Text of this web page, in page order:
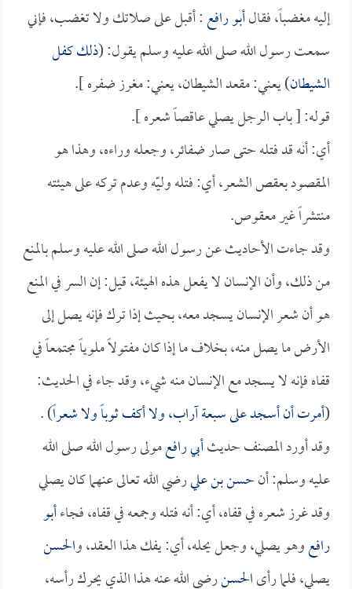
إليه مغضباً، فقالأبو رافع: أقبل على صلاتك ولا تغضب، فإني
سمعت رسول الله صلى الله عليه وسلم يقول: (ذلك كفل
الشيطان) يعني: مقعد الشيطان، يعني: مغرز ضفره ].
قوله: [ باب الرجل يصلي عاقصاً شعره ].
أي: أنه قد فتله حتى صار ضفائر، وجعله وراءه، وهذا هو
المقصود بعقص الشعر، أي: فتله وليّه وعدم تركه على هيئته
منتشراً غير معقوص.
وقد جاءت الأحاديث عن رسول الله صلى الله عليه وسلم بالمنع
من ذلك، وأن الإنسان لا يفعل هذه الهيئة، قيل: إن السر في المنع
هو أن شعر الإنسان يسجد معه، بحيث إذا ترك فإنه يصل إلى
الأرض ما يصل منه، بخلاف ما إذا كان مفتولاً ملوياً مجتمعاً في
قفاه فإنه لا يسجد مع الإنسان منه شيء، وقد جاء في الحديث:
(أمرت أن أسجد على سبعة آراب، ولا أكف ثوباً ولا شعراً) .
وقد أورد المصنف حديثأبي رافعمولى رسول الله صلى الله
عليه وسلم: أنحسن بن عليرضي الله تعالى عنهما كان يصلي
وقد غرز شعره في قفاه، أي: أنه فتله وجمعه في قفاه، فجاءأبو
رافعوهو يصلي، وجعل يحله، أي: يفك هذا العقد، والحسن
يصلي، فلما رأىالحسنرضي الله عنه هذا الذي يحرك رأسه،